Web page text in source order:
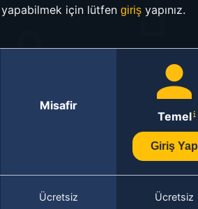
için lütfen girişyapınız.
Misafir
Temel
Giriş Yap
Ücretsiz Ücretsiz